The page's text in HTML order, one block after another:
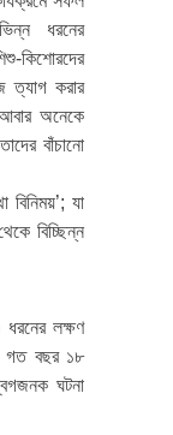
ধরনের
কিশোরদের
ত্যাগ করার
অনেকে
বাঁচানো
যা
বিচ্ছিন্ন
লক্ষণ
গত বছর ১৮
ঘটনা